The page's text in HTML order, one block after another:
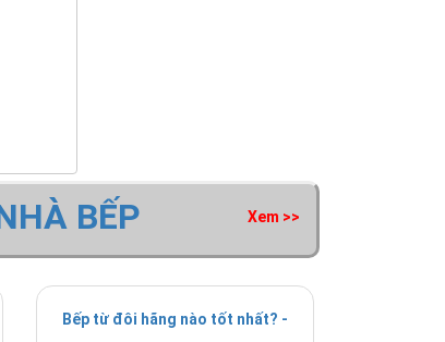
BẾP Xem >>
Bếp từ đôi hãng nào tốt nhất? -